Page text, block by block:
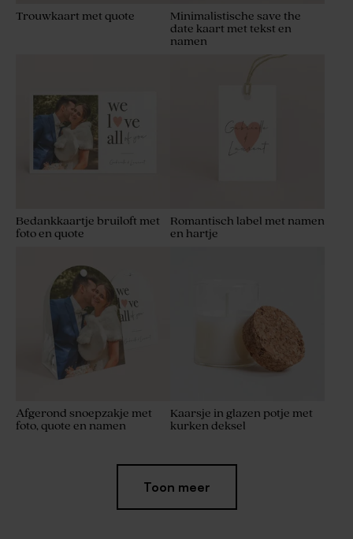
Trouwkaart met quote
Minimalistische save the
date kaart met tekst en
namen
Bedankkaartje bruiloft met
foto en quote
Romantisch label met namen
en hartje
Afgerond snoepzakje met
foto, quote en namen
Kaarsje in glazen potje met
kurken deksel
Limited
Toon meer